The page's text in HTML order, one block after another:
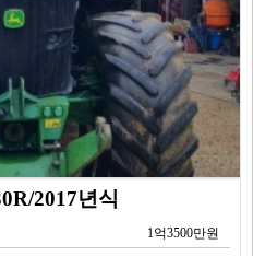
2017년식
1억3500만원